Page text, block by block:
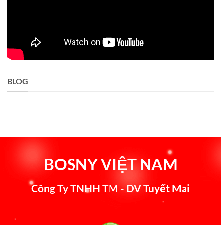
BLOG
BOSNY VIỆT NAM
Công Ty TNHH TM - DV Tuyết Mai